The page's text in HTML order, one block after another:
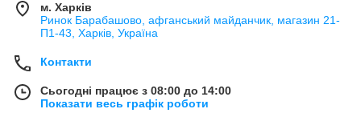
м. Харків
Ринок Барабашово, афганський майданчик, магазин 21-
П1-43, Харків, Україна
Контакти
Сьогодні працює з 08:00 до 14:00
Показати весь графік роботи